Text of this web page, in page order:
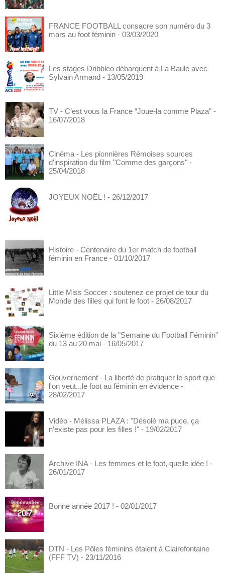
FRANCE FOOTBALL consacre son numéro du 3
mars au foot féminin - 03/03/2020
Les stages Dribbleo débarquent à La Baule avec
Sylvain Armand - 13/05/2019
TV - C’est vous la France “Joue-la comme Plaza” -
16/07/2018
Cinéma - Les pionnières Rémoises sources
d'inspiration du film "Comme des garçons" -
25/04/2018
JOYEUX NOËL ! - 26/12/2017
Histoire - Centenaire du 1er match de football
féminin en France - 01/10/2017
Little Miss Soccer : soutenez ce projet de tour du
Monde des filles qui font le foot - 26/08/2017
Sixième édition de la "Semaine du Football Féminin"
du 13 au 20 mai - 16/05/2017
Gouvernement - La liberté de pratiquer le sport que
l'on veut...le foot au féminin en évidence -
28/02/2017
Vidéo - Mélissa PLAZA : "Désolé ma puce, ça
n’existe pas pour les filles !" - 19/02/2017
Archive INA - Les femmes et le foot, quelle idée ! -
26/01/2017
Bonne année 2017 ! - 02/01/2017
DTN - Les Pôles féminins étaient à Clairefontaine
(FFF TV) - 23/11/2016